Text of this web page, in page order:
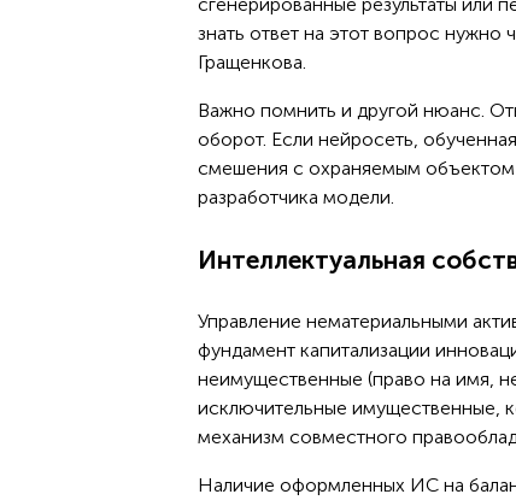
знать ответ на этот вопрос нужно
Гращенкова.
Важно помнить и другой нюанс.
оборот. Если нейросеть,
смешения с охраняемым объектом
разработчика модели.
Интеллектуальная
Управление нематериальными
фундамент капитализации
неимущественные (право на имя,
исключительные имущественные,
механизм совместного
Наличие оформленных ИС на